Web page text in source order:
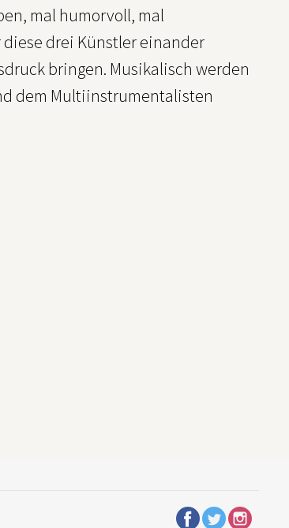
mal humorvoll, mal
drei Künstler einander
bringen. Musikalisch werden
dem Multiinstrumentalisten